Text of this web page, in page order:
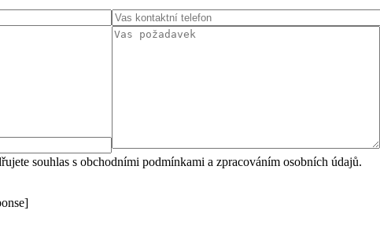
souhlas s obchodními podmínkami a zpracováním osobních údajů.